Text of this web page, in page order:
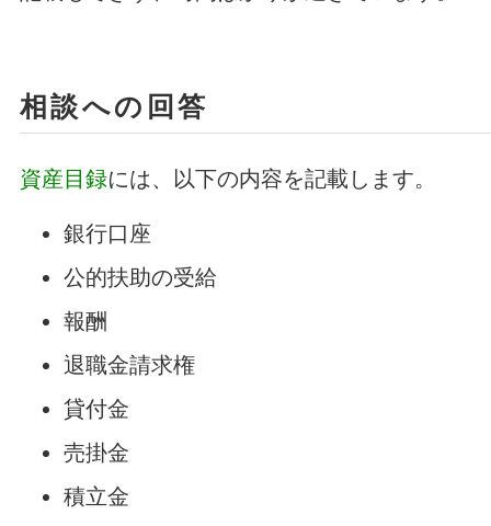
相談への回答
資産目録には、以下の内容を記載します。
銀行口座
公的扶助の受給
報酬
退職金請求権
貸付金
売掛金
積立金